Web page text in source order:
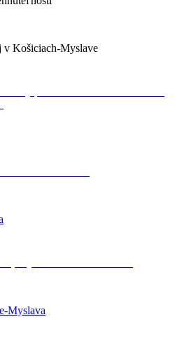
v Košiciach-Myslave
Myslava